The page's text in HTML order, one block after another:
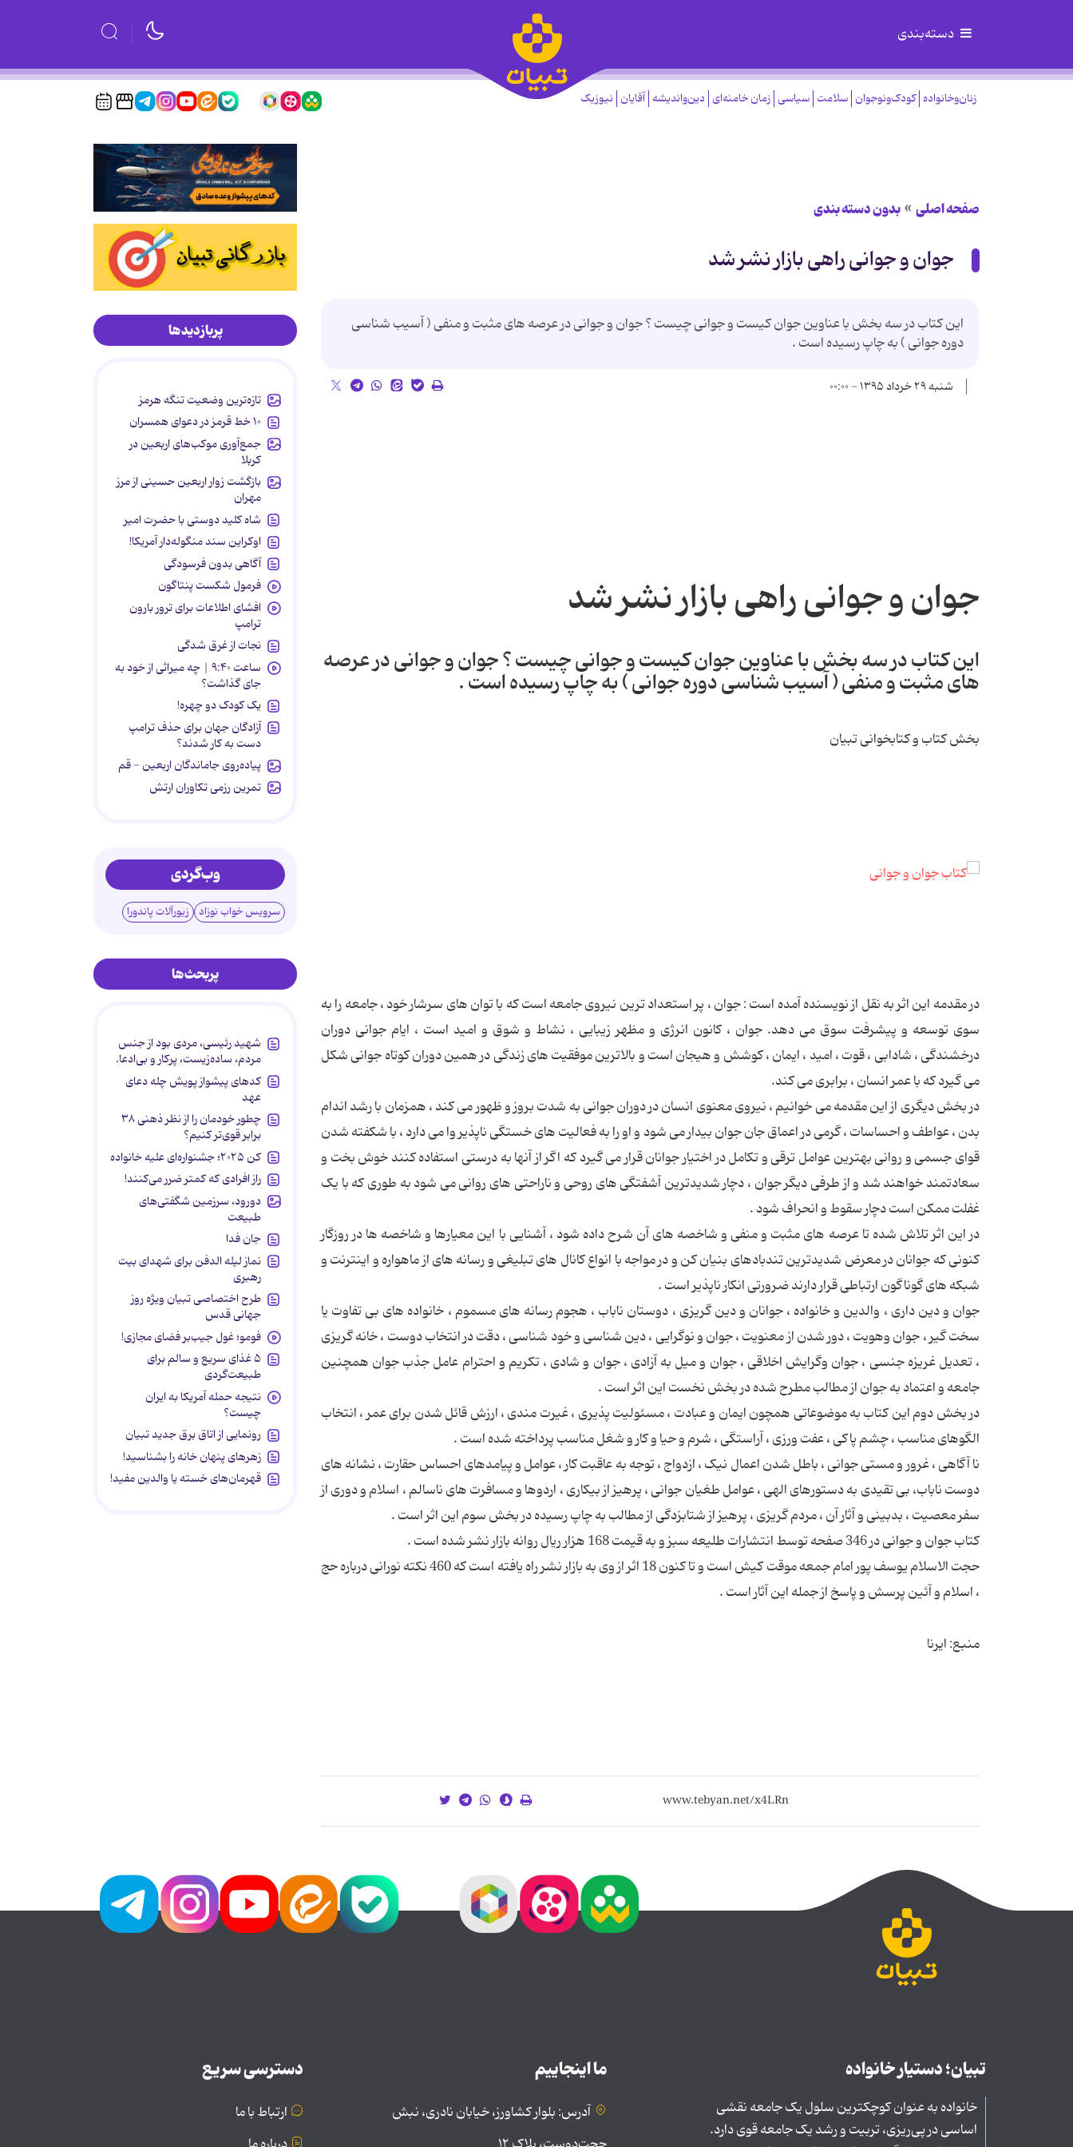
دسته‌بندی
زنان‌وخانواده کودک‌ونوجوان سلامت سیاسی زمان خامنه‌ای دین‌واندیشه آقایان نیوزیک
صفحه اصلی بدون دسته بندی
جوان و جوانی راهی بازار نشر شد
این کتاب در سه بخش با عناوین جوان کیست و جوانی چیست ؟ جوان و جوانی در عرصه های مثبت و منفی ( آسیب شناسی
دوره جوانی ) به چاپ رسیده است .
شنبه ۲۹ خرداد ۱۳۹۵ - ۰۰:۰۰
جوان و جوانی راهی بازار نشر شد
این کتاب در سه بخش با عناوین جوان کیست و جوانی چیست ؟ جوان و جوانی در عرصه
های مثبت و منفی ( آسیب شناسی دوره جوانی ) به چاپ رسیده است .
بخش کتاب و کتابخوانی تبیان
در مقدمه این اثر به نقل از نویسنده آمده است : جوان ، پر استعداد ترین نیروی جامعه است که با توان های سرشار خود ، جامعه را به
سوی توسعه و پیشرفت سوق می دهد. جوان ، کانون انرژی و مظهر زیبایی ، نشاط و شوق و امید است ، ایام جوانی دوران
درخشندگی ، شادابی ، قوت ، امید ، ایمان ، کوشش و هیجان است و بالاترین موفقیت های زندگی در همین دوران کوتاه جوانی شکل
می گیرد که با عمر انسان ، برابری می کند.
در بخش دیگری از این مقدمه می خوانیم ، نیروی معنوی انسان در دوران جوانی به شدت بروز و ظهور می کند ، همزمان با رشد اندام
بدن ، عواطف و احساسات ، گرمی در اعماق جان جوان بیدار می شود و او را به فعالیت های خستگی ناپذیر وا می دارد ، با شکفته شدن
قوای جسمی و روانی بهترین عوامل ترقی و تکامل در اختیار جوانان قرار می گیرد که اگر از آنها به درستی استفاده کنند خوش بخت و
سعادتمند خواهند شد و از طرفی دیگر جوان ، دچار شدیدترین آشفتگی های روحی و ناراحتی های روانی می شود به طوری که با یک
غفلت ممکن است دچار سقوط و انحراف شود .
در این اثر تلاش شده تا عرصه های مثبت و منفی و شاخصه های آن شرح داده شود ، آشنایی با این معیارها و شاخصه ها در روزگار
کنونی که جوانان در معرض شدیدترین تندبادهای بنیان کن و در مواجه با انواع کانال های تبلیغی و رسانه های از ماهواره و اینترنت و
شبکه های گوناگون ارتباطی قرار دارند ضرورتی انکار ناپذیر است .
جوان و دین داری ، والدین و خانواده ، جوانان و دین گریزی ، دوستان ناباب ، هجوم رسانه های مسموم ، خانواده های بی تفاوت یا
سخت گیر ، جوان وهویت ، دور شدن از معنویت ، جوان و نوگرایی ، دین شناسی و خود شناسی ، دقت در انتخاب دوست ، خانه گریزی
، تعدیل غریزه جنسی ، جوان وگرایش اخلاقی ، جوان و میل به آزادی ، جوان و شادی ، تکریم و احترام عامل جذب جوان همچنین
جامعه و اعتماد به جوان از مطالب مطرح شده در بخش نخست این اثر است .
در بخش دوم این کتاب به موضوعاتی همچون ایمان و عبادت ، مسئولیت پذیری ، غیرت مندی ، ارزش قائل شدن برای عمر ، انتخاب
الگوهای مناسب ، چشم پاکی ، عفت ورزی ، آراستگی ، شرم و حیا و کار و شغل مناسب پرداخته شده است .
نا آگاهی ، غرور و مستی جوانی ، باطل شدن اعمال نیک ، ازدواج ، توجه به عاقبت کار ، عوامل و پیامدهای احساس حقارت ، نشانه های
دوست ناباب، بی تقیدی به دستورهای الهی ، عوامل طغیان جوانی ، پرهیز از بیکاری ، اردوها و مسافرت های ناسالم ، اسلام و دوری از
سفر معصیت ، بدبینی و آثار آن ، مردم گریزی ، پرهیز از شتابزدگی از مطالب به چاپ رسیده در بخش سوم این اثر است .
کتاب جوان و جوانی در 346 صفحه توسط انتشارات طلیعه سبز و به قیمت 168 هزار ریال روانه بازار نشر شده است .
حجت الاسلام یوسف پور امام جمعه موقت کیش است و تا کنون 18 اثر از وی به بازار نشر راه یافته است که 460 نکته نورانی درباره حج
، اسلام و آئین پرسش و پاسخ از جمله این آثار است .
منبع: ایرنا
پربازدیدها
تازه‌ترین وضعیت تنگه هرمز
۱۰ خط قرمز در دعوای همسران
جمع‌آوری موکب‌های اربعین در
کربلا
بازگشت زوار اربعین حسینی از مرز
مهران
شاه کلید دوستی با حضرت امیر
اوکراین سند منگوله‌دار آمریکا!
آگاهی بدون فرسودگی
فرمول شکست پنتاگون
افشای اطلاعات برای ترور بارون
ترامپ
نجات از غرق شدگی
ساعت ۹:۴۰ | چه میراثی از خود به
جای گذاشت؟
یک کودک دو چهره!
آزادگان جهان برای حذف ترامپ
دست به کار شدند؟
پیاده‌روی جاماندگان اربعین - قم
تمرین رزمی تکاوران ارتش
وب‌گردی
سرویس خواب نوزاد زیورآلات پاندورا
پربحث‌ها
شهید رئیسی، مردی بود از جنس
مردم، ساده‌زیست، پرکار و بی‌ادعا.
کدهای پیشواز پویش چله دعای
عهد
چطور خودمان را از نظر ذهنی ۳۸
برابر قوی‌تر کنیم؟
کن ۲۰۲۵؛ جشنواره‌ای علیه خانواده
راز افرادی که کمتر ضرر می‌کنند!
دورود، سرزمین شگفتی‌های
طبیعت
جان فدا
نماز لیله الدفن برای شهدای بیت
رهبری
طرح اختصاصی تبیان ویژه روز
جهانی قدس
فومو؛ غول جیب‌بر فضای مجازی!
۵ غذای سریع و سالم برای
طبیعت‌گردی
نتیجه حمله آمریکا به ایران
چیست؟
رونمایی از اتاق برق جدید تبیان
زهرهای پنهان خانه را بشناسید!
قهرمان‌های خسته یا والدین مفید!
تبیان؛ دستیار خانواده
خانواده به عنوان کوچکترین سلول یک جامعه نقشی
اساسی در پی‌ریزی، تربیت و رشد یک جامعه قوی دارد.
ما اینجاییم
آدرس: بلوار کشاورز، خیابان نادری، نبش
دسترسی سریع
ارتباط با ما